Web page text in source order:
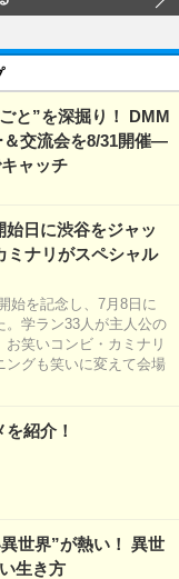
と”を深掘り！ DMM
交流会を8/31開催―
ャッチ
日に渋谷をジャッ
ミナリがスペシャル
始を記念し、7月8日に
。学ラン33人が主人公の
笑いコンビ・カミナリ
ングも笑いに変えて会場
紹介！
世界”が熱い！ 異世
生き方